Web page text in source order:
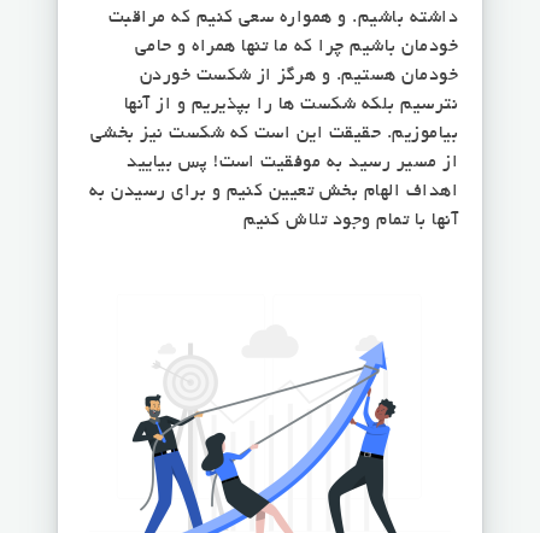
داشته باشیم. و همواره سعی کنیم که مراقبت
خودمان باشیم چرا که ما تنها همراه و حامی
خودمان هستیم. و هرگز از شکست خوردن
نترسیم بلکه شکست ها را بپذیریم و از آنها
بیاموزیم. حقیقت این است که شکست نیز بخشی
از مسیر رسید به موفقیت است! پس بیایید
اهداف الهام بخش تعیین کنیم و برای رسیدن به
آنها با تمام وجود تلاش کنیم